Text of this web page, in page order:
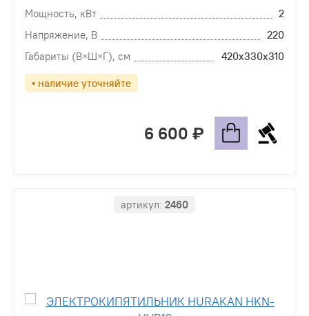
Мощность, кВт
2
Напряжение, В
220
Габариты (В×Ш×Г), см
420х330х310
• наличие уточняйте
6 600
артикул: 2460